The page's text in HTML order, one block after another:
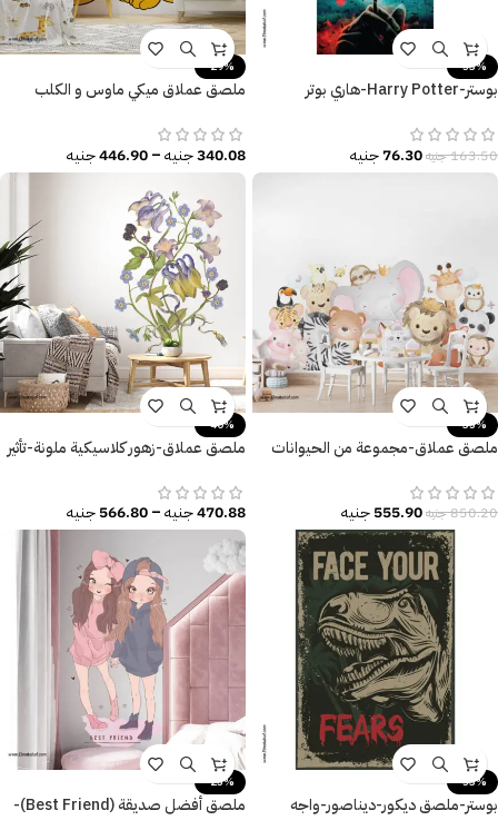
-53%
بوستر-Harry Potter-هاري بوتر
163.50جنيه76.30جنيه
-29%
ملصق عملاق ميكي ماوس و الكلب
340.08جنيه–
446.90جنيه
-35%
ملصق عملاق-مجموعة من الحيوانات
850.20جنيه555.90جنيه
-40%
ملصق عملاق-زهور كلاسيكية ملونة-تأثير
470.88جنيه–
566.80جنيه
-53%
بوستر-ملصق ديكور-ديناصور-واجه
-25%
ملصق أفضل صديقة (Best Friend)-